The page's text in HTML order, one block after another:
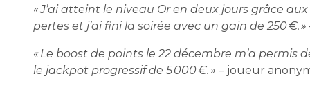
« J’ai atteint le niveau Or en deux jours grâce
pertes et j’ai fini la soirée avec un gain de 250 €. »
« Le boost de points le 22 décembre m’a
le jackpot progressif de 5 000 €. » – joueur